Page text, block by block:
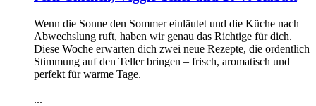
Wenn die Sonne den Sommer einläutet und die Küche nach
Abwechslung ruft, haben wir genau das Richtige für dich.
Diese Woche erwarten dich zwei neue Rezepte, die ordentlich
Stimmung auf den Teller bringen – frisch, aromatisch und
perfekt für warme Tage.
...